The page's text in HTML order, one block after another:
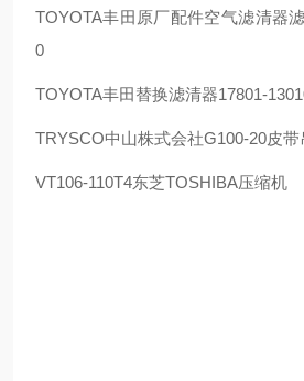
TOYOTA丰田原厂配件空气滤清器
0
TOYOTA丰田替换滤清器17801-
TRYSCO中山株式会社G100-20皮
VT106-110T4东芝TOSHIBA压缩机